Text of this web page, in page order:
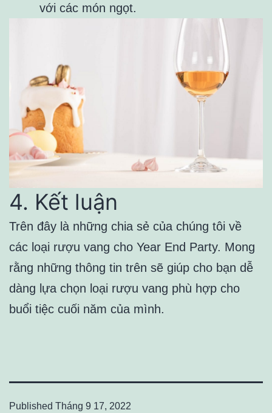
với các món ngọt.
4. Kết luận
Trên đây là những chia sẻ của chúng tôi về
các loại rượu vang cho Year End Party. Mong
rằng những thông tin trên sẽ giúp cho bạn dễ
dàng lựa chọn loại rượu vang phù hợp cho
buổi tiệc cuối năm của mình.
Published Tháng 9 17, 2022